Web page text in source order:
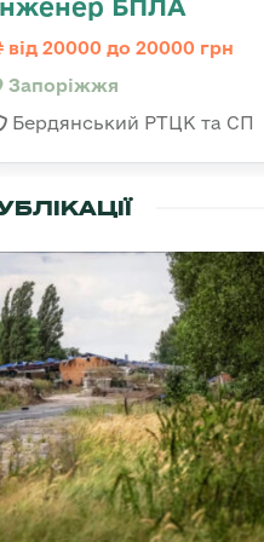
БПЛА
від 20000 до 20000 грн
Запоріжжя
Бердянський РТЦК та СП